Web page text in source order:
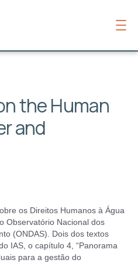
the Human
and
os Direitos Humanos à Água
Observatório Nacional dos
(ONDAS). Dois dos textos
IAS, o capítulo 4, “Panorama
para a gestão do